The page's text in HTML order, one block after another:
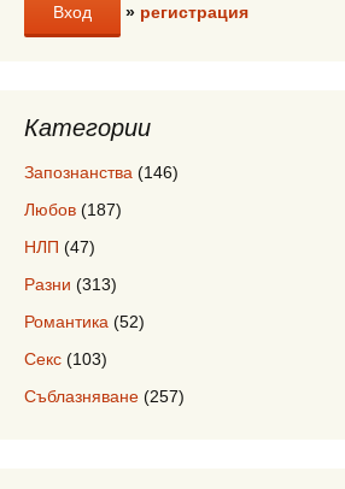
» регистрация
Категории
Запознанства (146)
Любов (187)
НЛП (47)
Разни (313)
Романтика (52)
Секс (103)
Съблазняване (257)